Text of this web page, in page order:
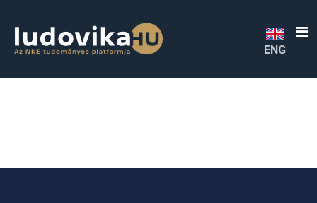
##plugins.themes.bootstrap3.accessible_menu.sidebar##
ENG